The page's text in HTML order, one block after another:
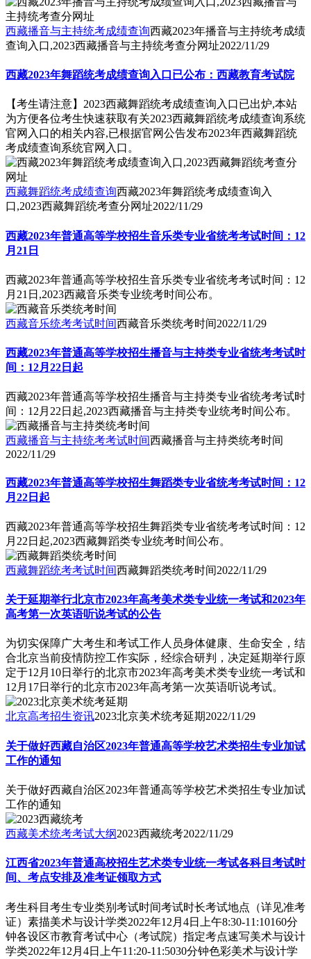
西藏播音与主持统考成绩查询西藏2023年播音与主持统考成绩
查询入口,2023西藏播音与主持统考查分网址2022/11/29
西藏2023年舞蹈统考成绩查询入口已公布：西藏教育考试院
【考生请注意】2023西藏舞蹈统考成绩查询入口已出炉,本站
为方便各位考生快速获取有关2023西藏舞蹈统考成绩查询系统
官网入口的相关内容,已根据官网公告发布2023年西藏舞蹈统
考成绩查询系统官网入口。
西藏舞蹈统考成绩查询西藏2023年舞蹈统考成绩查询入
口,2023西藏舞蹈统考查分网址2022/11/29
西藏2023年普通高等学校招生音乐类专业省统考考试时间：12
月21日
西藏2023年普通高等学校招生音乐类专业省统考考试时间：12
月21日,2023西藏音乐类专业统考时间公布。
西藏音乐统考考试时间西藏音乐类统考时间2022/11/29
西藏2023年普通高等学校招生播音与主持类专业省统考考试时
间：12月22日起
西藏2023年普通高等学校招生播音与主持类专业省统考考试时
间：12月22日起,2023西藏播音与主持类专业统考时间公布。
西藏播音与主持统考考试时间西藏播音与主持类统考时间
2022/11/29
西藏2023年普通高等学校招生舞蹈类专业省统考考试时间：12
月22日起
西藏2023年普通高等学校招生舞蹈类专业省统考考试时间：12
月22日起,2023西藏舞蹈类专业统考时间公布。
西藏舞蹈统考考试时间西藏舞蹈类统考时间2022/11/29
关于延期举行北京市2023年高考美术类专业统一考试和2023年
高考第一次英语听说考试的公告
为切实保障广大考生和考试工作人员身体健康、生命安全，结
合北京当前疫情防控工作实际，经综合研判，决定延期举行原
定于12月10日举行的北京市2023年高考美术类专业统一考试和
12月17日举行的北京市2023年高考第一次英语听说考试。
北京高考招生资讯2023北京美术统考延期2022/11/29
关于做好西藏自治区2023年普通高等学校艺术类招生专业加试
工作的通知
关于做好西藏自治区2023年普通高等学校艺术类招生专业加试
工作的通知
西藏美术统考考试大纲2023西藏统考2022/11/29
江西省2023年普通高校招生艺术类专业统一考试各科目考试时
间、考点安排及准考证领取方式
考生科目考生专业类别考试时间考试时长考试地点（详见准考
证）素描美术与设计学类2022年12月4日上午8:30-11:10160分
钟各设区市教育考试中心（考试院）指定考点速写美术与设计
学类2022年12月4日上午11:20-11:5030分钟色彩美术与设计学